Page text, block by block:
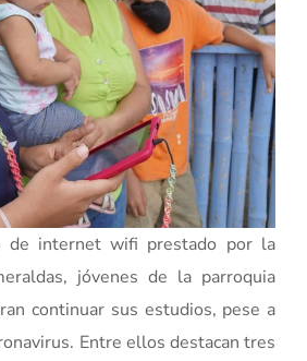
de internet wifi prestado por la
jóvenes de la parroquia
continuar sus estudios, pese a
Entre ellos destacan tres